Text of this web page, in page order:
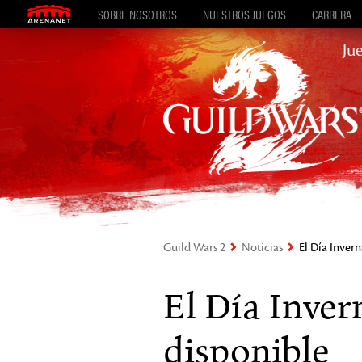
SOBRE NOSOTROS NUESTROS JUEGOS CARRERA
Guild Wars 2 Noticias El Día
El Día
disponible